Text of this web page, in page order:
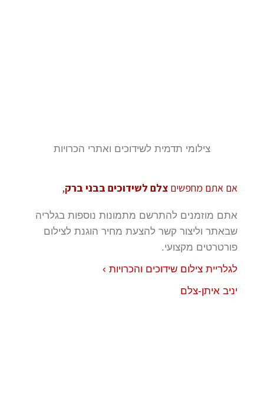
צילומי תדמית לשידוכים ואתרי הכרויות
אם אתם מחפשים צלם לשידוכים בבני ברק,
אתם מוזמנים להתרשם מתמונות נוספות בגלריה
שבאתר וליצור קשר להצעת מחיר הוגנת לצילום
פורטרטים מקצועי.
לגלריית צילום שידוכים והכרויות ›
יניב איתן-צלם